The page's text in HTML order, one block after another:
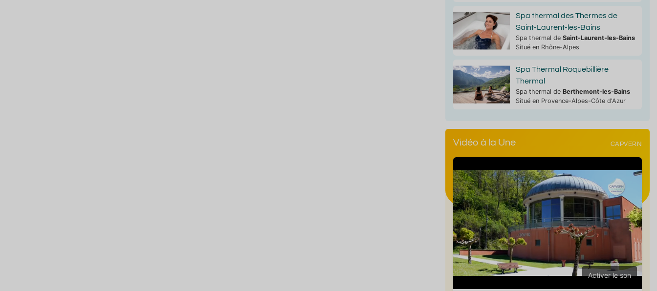
Spa thermal des Thermes de
Saint-Laurent-les-Bains
Spa thermal de Saint-Laurent-les-Bains
Situé en Rhône-Alpes
Spa Thermal Roquebillière
Thermal
Spa thermal de Berthemont-les-Bains
Situé en Provence-Alpes-Côte d'Azur
Vidéo à la Une CAPVERN
Activer le son